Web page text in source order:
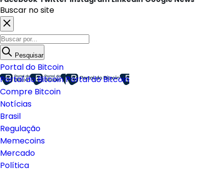
Buscar no site
Pesquisar
Portal do Bitcoin
Portal do BitcoinPortal do Bitcoin
Compre Bitcoin
Notícias
Brasil
Regulação
Memecoins
Mercado
Política